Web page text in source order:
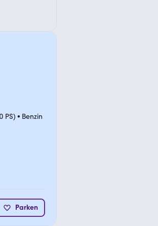
PS) • Benzin
Parken